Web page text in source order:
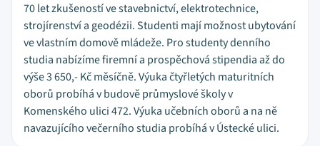
70 let zkušeností ve stavebnictví, elektrotechnice,
strojírenství a geodézii. Studenti mají možnost ubytování
ve vlastním domově mládeže. Pro studenty denního
studia nabízíme firemní a prospěchová stipendia až do
výše 3 650,- Kč měsíčně. Výuka čtyřletých maturitních
oborů probíhá v budově průmyslové školy v
Komenského ulici 472. Výuka učebních oborů a na ně
navazujícího večerního studia probíhá v Ústecké ulici.